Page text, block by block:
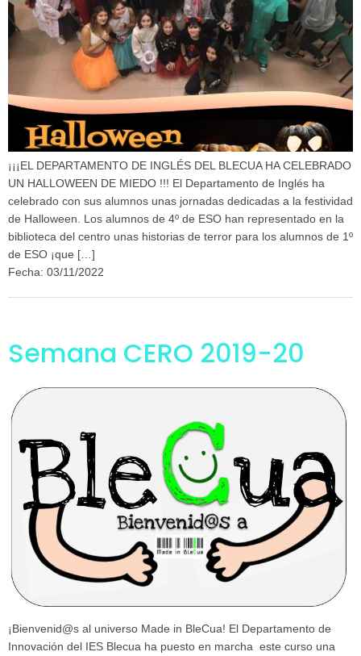
¡¡¡EL DEPARTAMENTO DE INGLÉS DEL BLECUA HA CELEBRADO
UN HALLOWEEN DE MIEDO !!! El Departamento de Inglés ha
celebrado con sus alumnos unas jornadas dedicadas a la festividad
de Halloween. Los alumnos de 4º de ESO han representado en la
biblioteca del centro unas historias de terror para los alumnos de 1º
de ESO ¡que […]
Fecha: 03/11/2022
Semana CERO 2019-20
¡Bienvenid@s al universo Made in BleCua! El Departamento de
Innovación del IES Blecua ha puesto en marcha este curso una